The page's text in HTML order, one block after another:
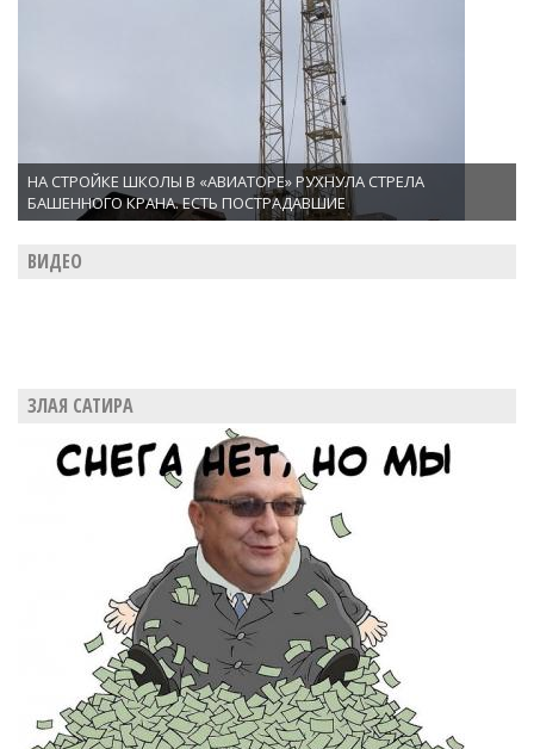
НА СТРОЙКЕ ШКОЛЫ В «АВИАТОРЕ» РУХНУЛА СТРЕЛА
БАШЕННОГО КРАНА. ЕСТЬ ПОСТРАДАВШИЕ
ВИДЕО
ЗЛАЯ САТИРА